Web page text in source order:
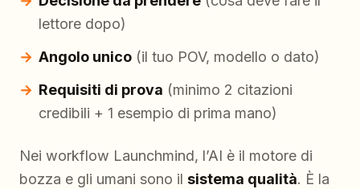
lettore dopo)
Angolo unico (il tuo POV, modello o dato)
Requisiti di prova (minimo 2 citazioni
credibili + 1 esempio di prima mano)
Nei workflow Launchmind, l’AI è il motore di
bozza e gli umani sono il sistema qualità. È la